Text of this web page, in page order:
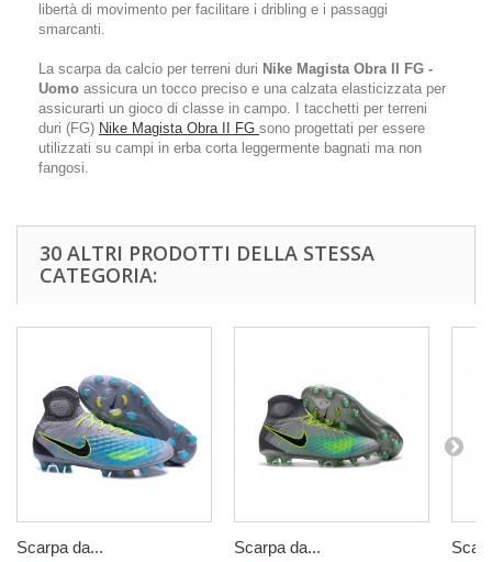
libertà di movimento per facilitare i dribling e i passaggi
smarcanti.
La scarpa da calcio per terreni duri Nike Magista Obra II FG -
Uomo assicura un tocco preciso e una calzata elasticizzata per
assicurarti un gioco di classe in campo. I tacchetti per terreni
duri (FG) Nike Magista Obra II FG sono progettati per essere
utilizzati su campi in erba corta leggermente bagnati ma non
fangosi.
30 ALTRI PRODOTTI DELLA STESSA
CATEGORIA:
Scarpa da... Scarpa da...